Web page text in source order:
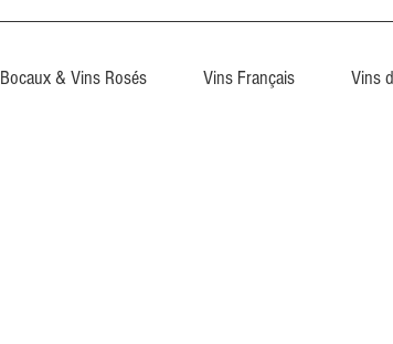
Bocaux & Vins Rosés Vins Français Vins